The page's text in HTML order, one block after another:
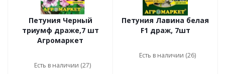
Петуния Черный
триумф драже,7 шт
Агромаркет
Есть в наличии (27)
Петуния Лавина белая
F1 драж, 7шт
Есть в наличии (26)